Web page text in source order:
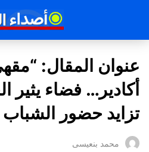
عنوان المقال:
أكادير… فضاء
تزايد حضور الشباب
محمد بنعيسى